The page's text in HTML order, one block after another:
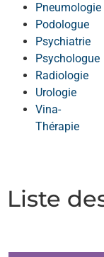
Pneumologie
Podologue
Psychiatrie
Psychologue
Radiologie
Urologie
Vina-
Thérapie
Liste